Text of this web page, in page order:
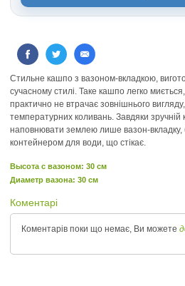
Стильне кашпо з вазоном-вкладкою,
сучасному стилі. Таке кашпо легко
практично не втрачає зовнішнього вигляду,
температурних коливань. Завдяки зручній
наповнювати землею лише вазон-вкладку,
контейнером для води, що стікає.
Высота c вазоном: 30 см
Диаметр вазона: 30 см
Коментарі
Коментарів поки що немає, Ви можете